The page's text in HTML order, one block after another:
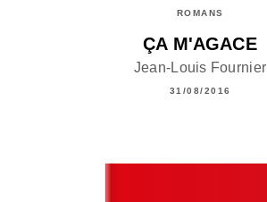
ROMANS
ÇA M'AGACE
Jean-Louis Fournier
31/08/2016